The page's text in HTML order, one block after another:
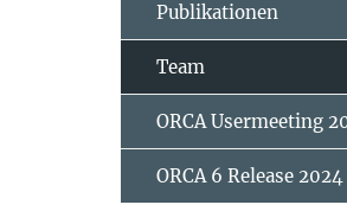
Publikationen
Team
ORCA Usermeeting
ORCA 6 Release 2024